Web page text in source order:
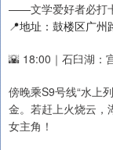
——文学爱好者必打
📍地址：鼓楼区广州
🌇 18:00｜石臼湖：
傍晚乘S9号线“水上
金。若赶上火烧云，
女主角！